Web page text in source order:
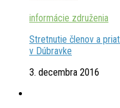
informácie združenia
Stretnutie členov a
v Dúbravke
3. decembra 2016